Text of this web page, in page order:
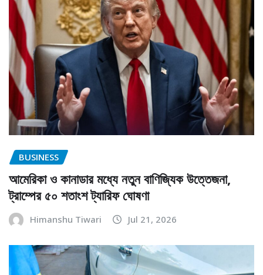
BUSINESS
আমেরিকা ও কানাডার মধ্যে নতুন বাণিজ্যিক উত্তেজনা,
ট্রাম্পের ৫০ শতাংশ ট্যারিফ ঘোষণা
Himanshu Tiwari Jul 21, 2026